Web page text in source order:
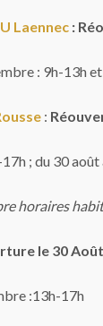
Laennec :
: 9h-13h
:
; du 30
horaires
le 30
:13h-17h